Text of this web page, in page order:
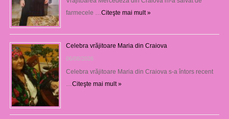
farmecele … Citeşte mai mult »
Celebra vrăjitoare Maria din Craiova
06/08/2026
Celebra vrăjitoare Maria din Craiova s-a întors recent
Citeşte mai mult »